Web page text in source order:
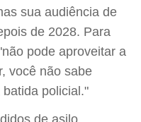
sua audiência de
de 2028. Para
pode aproveitar a
você não sabe
policial."
de asilo